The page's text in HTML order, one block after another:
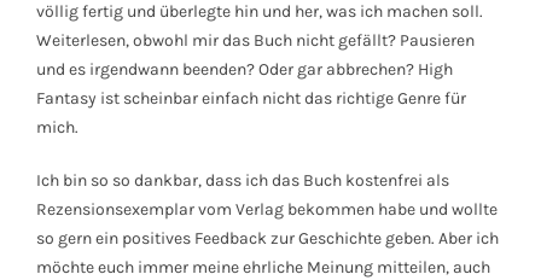
völlig fertig und überlegte hin und her, was ich machen soll.
Weiterlesen, obwohl mir das Buch nicht gefällt? Pausieren
und es irgendwann beenden? Oder gar abbrechen? High
Fantasy ist scheinbar einfach nicht das richtige Genre für
mich.
Ich bin so so dankbar, dass ich das Buch kostenfrei als
Rezensionsexemplar vom Verlag bekommen habe und wollte
so gern ein positives Feedback zur Geschichte geben. Aber ich
möchte euch immer meine ehrliche Meinung mitteilen, auch